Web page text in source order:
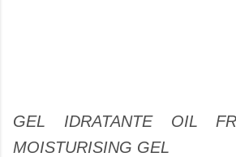
GEL IDRATANTE OIL
MOISTURISING GEL